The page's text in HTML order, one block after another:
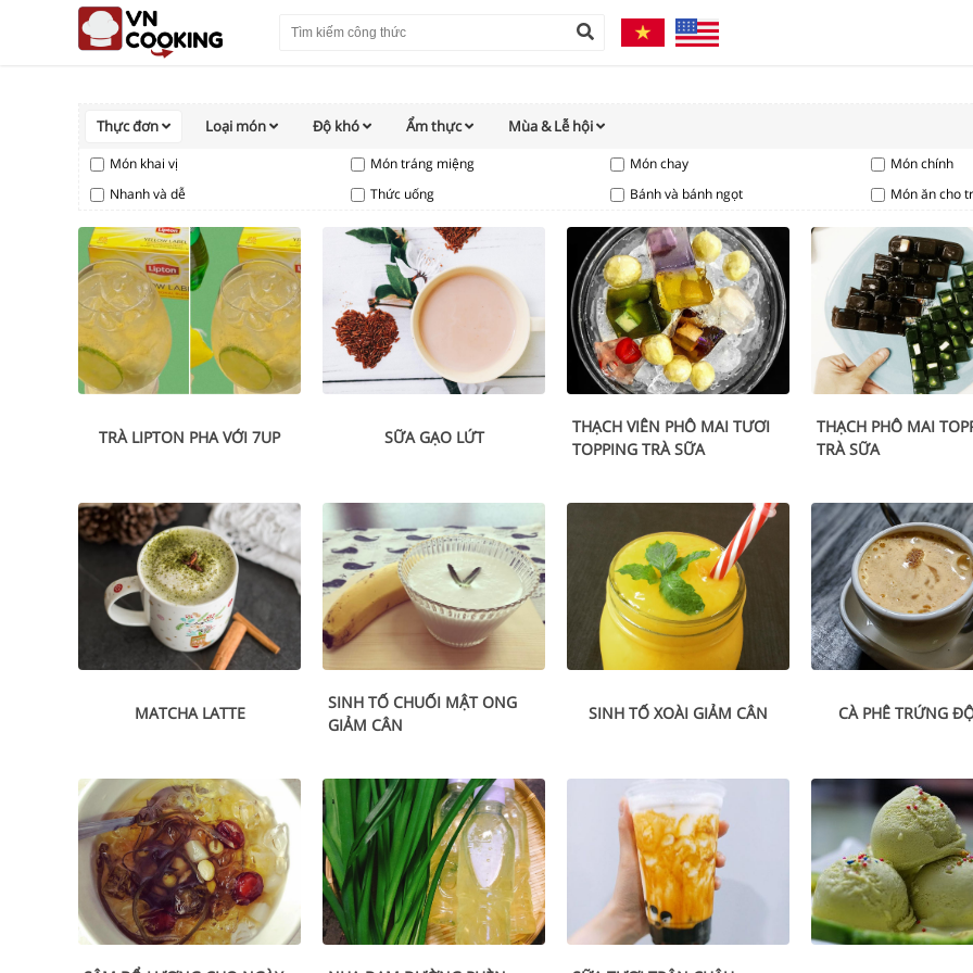
Thực đơn Loại món Độ khó Ẩm thực Mùa & Lễ hội
Món khai vị Món tráng miệng Món chay
Món chính
Nhanh và dễ
Thức uống Bánh và bánh ngọt Món ăn cho
TRÀ LIPTON PHA VỚI 7UP SỮA GẠO LỨT
THẠCH VIÊN PHÔ MAI TƯƠI
TOPPING TRÀ SỮA
THẠCH PHÔ MAI
TRÀ SỮA
MATCHA LATTE
SINH TỐ CHUỐI MẬT ONG
GIẢM CÂN
SINH TỐ XOÀI GIẢM CÂN CÀ PHÊ TRỨNG